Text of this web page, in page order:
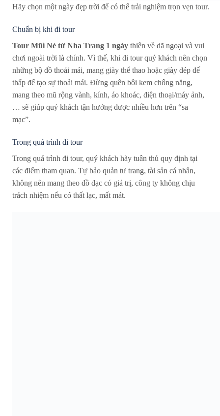
Hãy chọn một ngày đẹp trời để có thể trải nghiệm trọn vẹn tour.
Chuẩn bị khi đi tour
Tour Mũi Né từ Nha Trang 1 ngày thiên về dã ngoại và vui
chơi ngoài trời là chính. Vì thế, khi đi tour quý khách nên chọn
những bộ đồ thoải mái, mang giày thể thao hoặc giày dép đế
thấp để tạo sự thoải mái. Đừng quên bôi kem chống nắng,
mang theo mũ rộng vành, kính, áo khoác, điện thoại/máy ảnh,
… sẽ giúp quý khách tận hưởng được nhiều hơn trên “sa
mạc”.
Trong quá trình đi tour
Trong quá trình đi tour, quý khách hãy tuân thủ quy định tại
các điểm tham quan. Tự bảo quản tư trang, tài sản cá nhân,
không nên mang theo đồ đạc có giá trị, công ty không chịu
trách nhiệm nếu có thất lạc, mất mát.